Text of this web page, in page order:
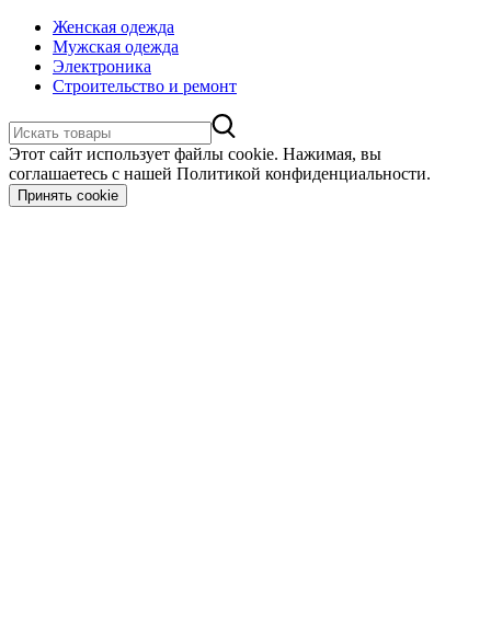
Женская одежда
Мужская одежда
Электроника
Строительство и ремонт
Этот сайт использует файлы cookie. Нажимая, вы
соглашаетесь с нашей Политикой конфиденциальности.
Принять cookie